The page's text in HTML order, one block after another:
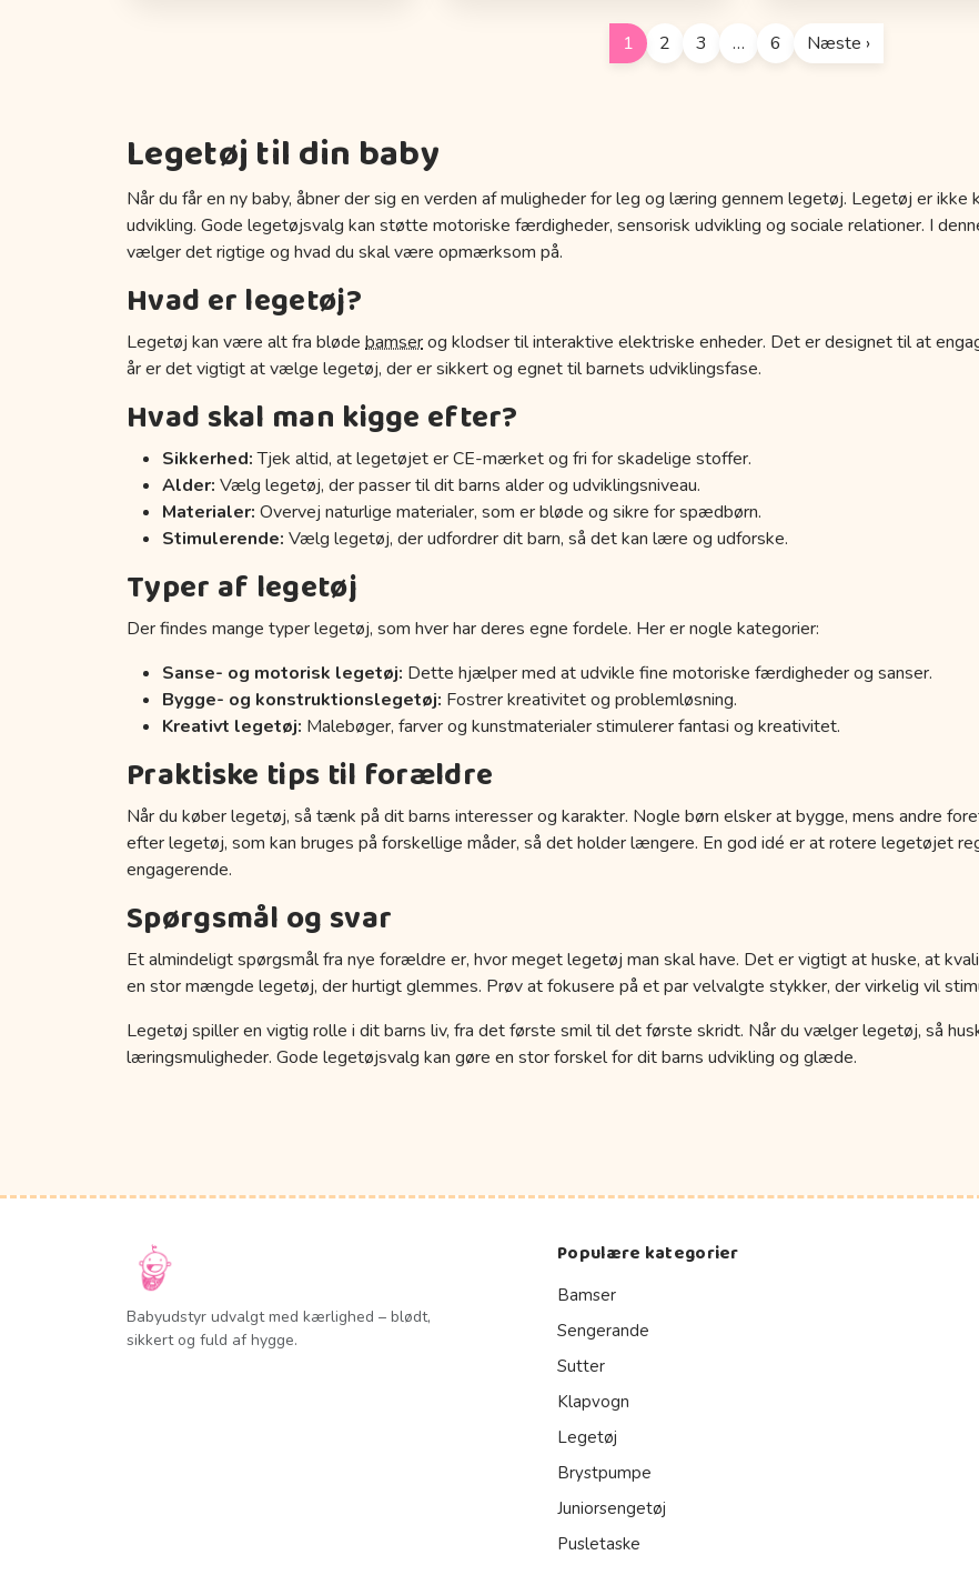
1 2 3 … 6 Næste ›
Legetøj til din baby
Når du får en ny baby, åbner der sig en verden af muligheder for leg og læring gennem legetøj. Legetøj er
udvikling. Gode legetøjsvalg kan støtte motoriske færdigheder, sensorisk udvikling og sociale relationer. I
vælger det rigtige og hvad du skal være opmærksom på.
Hvad er legetøj?
Legetøj kan være alt fra bløde bamserog klodser til interaktive elektriske enheder. Det er designet til at
år er det vigtigt at vælge legetøj, der er sikkert og egnet til barnets udviklingsfase.
Hvad skal man kigge efter?
Sikkerhed:Tjek altid, at legetøjet er CE-mærket og fri for skadelige stoffer.
Alder: Vælg legetøj, der passer til dit barns alder og udviklingsniveau.
Materialer: Overvej naturlige materialer, som er bløde og sikre for spædbørn.
Stimulerende: Vælg legetøj, der udfordrer dit barn, så det kan lære og udforske.
Typer af legetøj
Der findes mange typer legetøj, som hver har deres egne fordele. Her er nogle kategorier:
Sanse- og motorisk legetøj: Dette hjælper med at udvikle fine motoriske færdigheder og sanser.
Bygge- og konstruktionslegetøj: Fostrer kreativitet og problemløsning.
Kreativt legetøj: Malebøger, farver og kunstmaterialer stimulerer fantasi og kreativitet.
Praktiske tips til forældre
Når du køber legetøj, så tænk på dit barns interesser og karakter. Nogle børn elsker at bygge, mens andre
efter legetøj, som kan bruges på forskellige måder, så det holder længere. En god idé er at rotere legetøjet
engagerende.
Spørgsmål og svar
Et almindeligt spørgsmål fra nye forældre er, hvor meget legetøj man skal have. Det er vigtigt at huske, at
en stor mængde legetøj, der hurtigt glemmes. Prøv at fokusere på et par velvalgte stykker, der virkelig vil
Legetøj spiller en vigtig rolle i dit barns liv, fra det første smil til det første skridt. Når du vælger legetøj, så
læringsmuligheder. Gode legetøjsvalg kan gøre en stor forskel for dit barns udvikling og glæde.
Babyudstyr udvalgt med kærlighed – blødt,
sikkert og fuld af hygge.
Populære kategorier
Bamser
Sengerande
Sutter
Klapvogn
Legetøj
Brystpumpe
Juniorsengetøj
Pusletaske